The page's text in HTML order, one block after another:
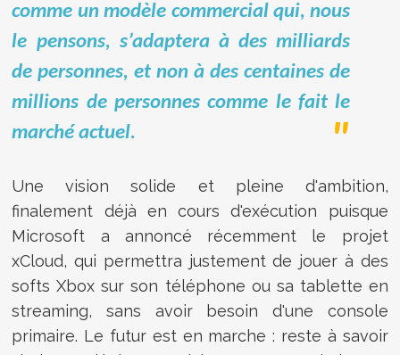
comme un modèle commercial qui, nous
le pensons, s’adaptera à des milliards
de personnes, et non à des centaines de
millions de personnes comme le fait le
marché actuel.
Une vision solide et pleine d'ambition,
finalement déjà en cours d'exécution puisque
Microsoft a annoncé récemment le projet
xCloud, qui permettra justement de jouer à des
softs Xbox sur son téléphone ou sa tablette en
streaming, sans avoir besoin d'une console
primaire. Le futur est en marche : reste à savoir